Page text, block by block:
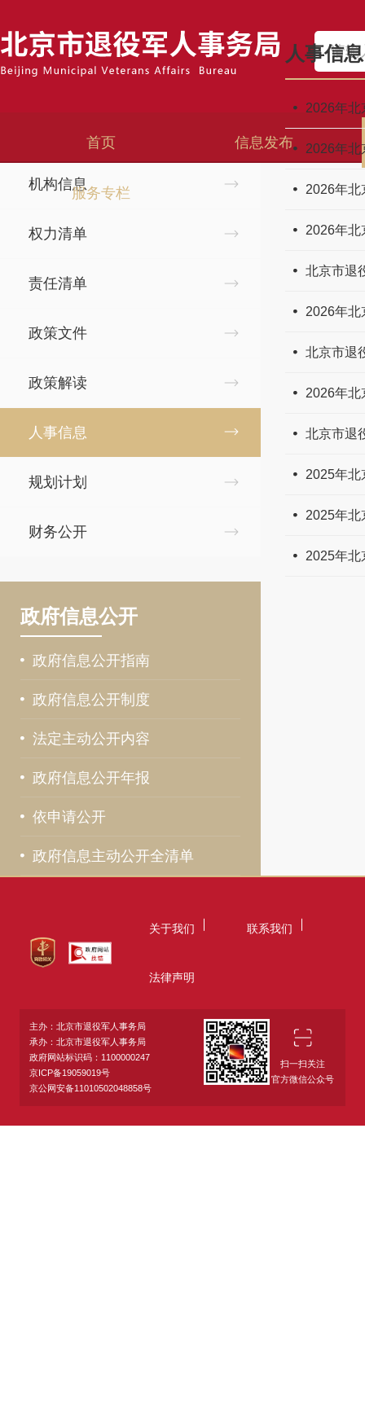
首页 信息发布
服务专栏
政务公开
领导简历
机构信息
权力清单
责任清单
政策文件
政策解读
人事信息
规划计划
财务公开
政府信息公开
政府信息公开指南
政府信息公开制度
法定主动公开内容
政府信息公开年报
依申请公开
政府信息主动公开全清单
人事信息
2026年北
2026年北
2026年北
2026年北
北京市退
2026年北
北京市退
2026年北
北京市退
2025年北
2025年北
2025年北
关于我们 联系我们
法律声明
主办：北京市退役军人事务局
承办：北京市退役军人事务局
政府网站标识码：1100000247
京ICP备19059019号
京公网安备11010502048858号
扫一扫关注
官方微信公众号